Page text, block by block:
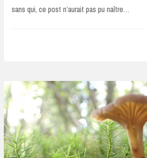
sans qui, ce post n’aurait pas pu naître…